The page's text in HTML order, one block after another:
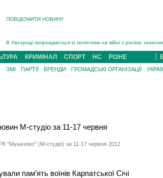
ПОВІДОМИТИ НОВИНУ
В Ужгороді попрощаються із полеглим на війні з росією
В Ужгороді 5 серпня попрощаються із захисником Богданом
Підтвердили загибель захисника із Нанкова на Хустщині
На війні з рф поліг військовий з Виноградова Ігнат
КРИМІНАЛ СПОРТ НС РІЗНЕ
ЗМІ ПАРТІЇ БРЕНДИ ГРОМАДСЬКІ ОРГАНІЗАЦІЇ
М-студіо за 11-17 червня
"Мукачево" (М-студіо) за 11-17 червня 2012
пам’ять воїнів Карпатської Січі